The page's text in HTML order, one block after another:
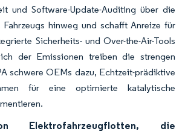
und Software-Update-Auditing über die
Fahrzeugs hinweg und schafft Anreize für
Sicherheits- und Over-the-Air-Tools
der Emissionen treiben die strengen
schwere OEMs dazu, Echtzeit-prädiktive
für eine optimierte katalytische
Elektrofahrzeugflotten, die